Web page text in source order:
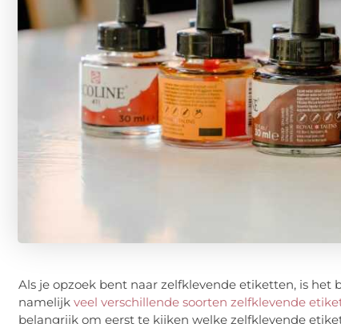
Als je opzoek bent naar zelfklevende etiketten, is
namelijk veel verschillende soorten zelfklevende
belangrijk om eerst te kijken welke zelfklevende